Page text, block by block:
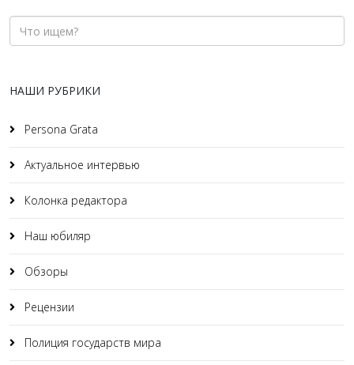
НАШИ РУБРИКИ
Persona Grata
Актуальное интервью
Колонка редактора
Наш юбиляр
Обзоры
Рецензии
Полиция государств мира